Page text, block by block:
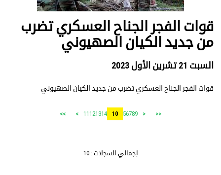
قوات الفجر الجناح العسكري تضرب
من جديد الكيان الصهيوني
السبت 21 تشرين الأول 2023
قوات الفجر الجناح العسكري تضرب من جديد الكيان الصهيوني
<<
<
56789
10
11121314
>
>>
إجمالي السجلات : 10